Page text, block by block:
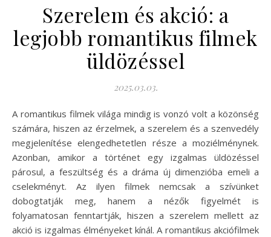
Szerelem és akció: a
legjobb romantikus filmek
üldözéssel
2025.03.03.
A romantikus filmek világa mindig is vonzó volt a közönség
számára, hiszen az érzelmek, a szerelem és a szenvedély
megjelenítése elengedhetetlen része a moziélménynek.
Azonban, amikor a történet egy izgalmas üldözéssel
párosul, a feszültség és a dráma új dimenzióba emeli a
cselekményt. Az ilyen filmek nemcsak a szívünket
dobogtatják meg, hanem a nézők figyelmét is
folyamatosan fenntartják, hiszen a szerelem mellett az
akció is izgalmas élményeket kínál. A romantikus akciófilmek